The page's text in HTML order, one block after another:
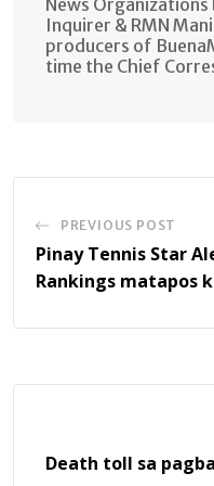
News Organizations
Inquirer & RMN
producers of
time the Chief
PREVIOUS POST
Pinay Tennis Star
Rankings matapos
Death toll sa